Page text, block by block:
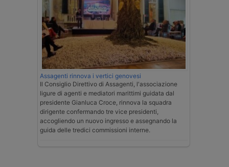
Assagenti rinnova i vertici genovesi
Il Consiglio Direttivo di Assagenti, l'associazione
ligure di agenti e mediatori marittimi guidata dal
presidente Gianluca Croce, rinnova la squadra
dirigente confermando tre vice presidenti,
accogliendo un nuovo ingresso e assegnando la
guida delle tredici commissioni interne.